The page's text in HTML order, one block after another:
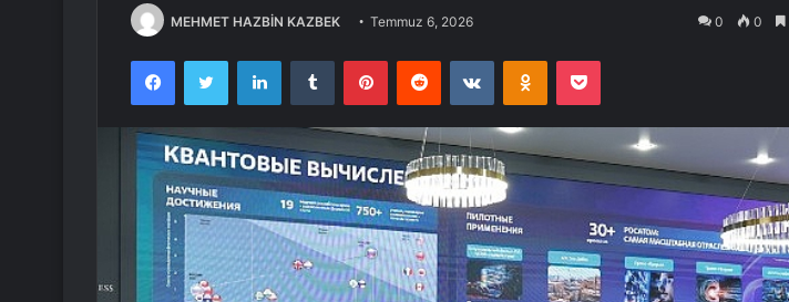
MEHMET HAZBİN KAZBEK Temmuz 6, 2026 0 0
FacebookTwitter LinkedInTumblr PinterestReddit VKontakteOdnoklassniki
Pocket